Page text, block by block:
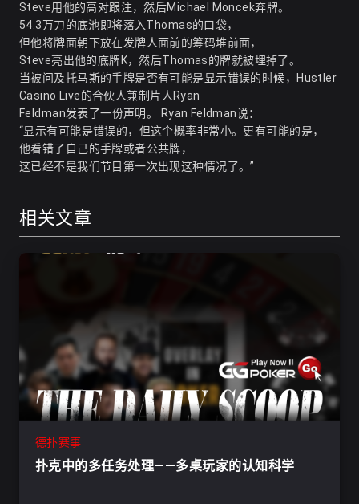
Steve用他的高对跟注，然后Michael Moncek弃牌。
54.3万刀的底池即将落入Thomas的口袋，
但他将牌面朝下放在发牌人面前的筹码堆前面，
Steve亮出他的底牌K，然后Thomas的牌就被埋掉了。
当被问及托马斯的手牌是否有可能是显示错误的时候，Hustler
Casino Live的合伙人兼制片人Ryan
Feldman发表了一份声明。 Ryan Feldman说：
“显示有可能是错误的，但这个概率非常小。更有可能的是，
他看错了自己的手牌或者公共牌，
这已经不是我们节目第一次出现这种情况了。”
相关文章
德扑赛事
扑克中的多任务处理——多桌玩家的认知科学